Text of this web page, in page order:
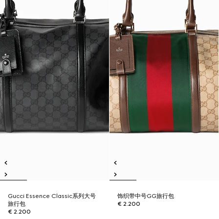
Gucci Essence Classic系列大号
旅行包
€ 2.200
饰织带中号GG旅行包
€ 2.200